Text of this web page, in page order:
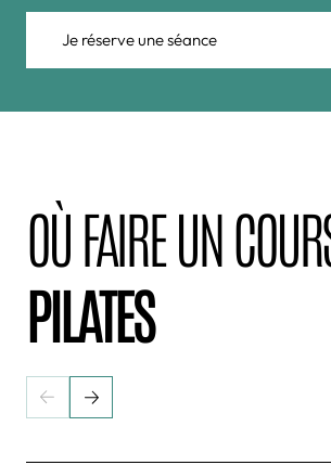
Je réserve une séance
OÙ FAIRE UN
PILATES